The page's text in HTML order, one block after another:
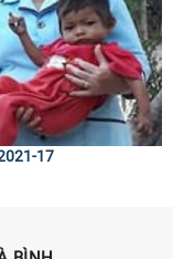
17